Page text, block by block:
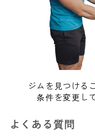
ジムを見つける
条件を変更し
よくある質問